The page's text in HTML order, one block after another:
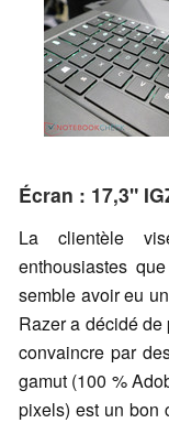
Écran : 17,3"
La clientèle
enthousiastes
semble avoir eu
Razer a décidé de
convaincre par
gamut (100 %
pixels) est un bon